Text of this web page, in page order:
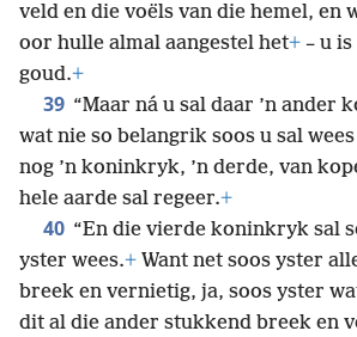
veld en die voëls van die hemel, en
oor hulle almal aangestel het+ – u
goud.+
39 “Maar ná u sal daar ’n ander
wat nie so belangrik soos u sal
nog ’n koninkryk, ’n derde, van
hele aarde sal regeer.+
40 “En die vierde koninkryk sal
yster wees.+ Want net soos yster
breek en vernietig, ja, soos yster
dit al die ander stukkend breek en